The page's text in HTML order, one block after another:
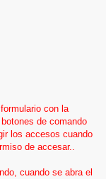
con la
de comando
los accesos cuando
de accesar..
cuando se abra el